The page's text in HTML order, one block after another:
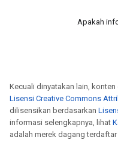
Apakah
Kecuali dinyatakan lain,
Lisensi Creative Commons
dilisensikan berdasarkan
informasi selengkapnya, lihat
adalah merek dagang